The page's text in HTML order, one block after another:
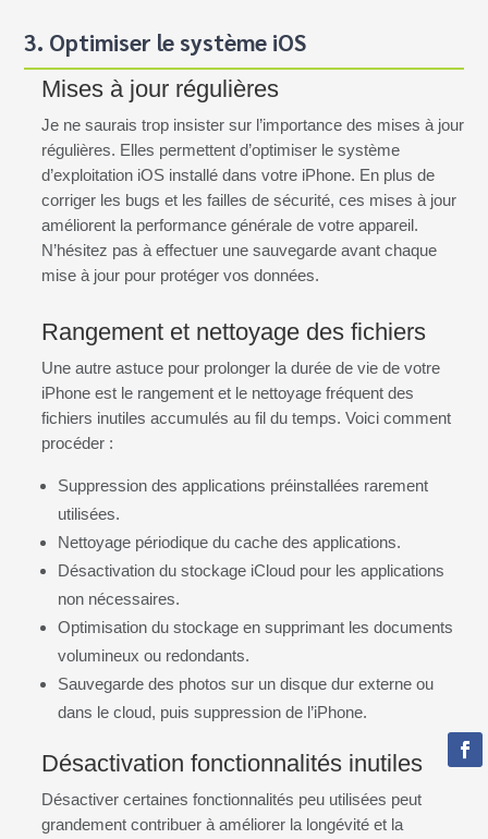
3. Optimiser le système iOS
Mises à jour régulières
Je ne saurais trop insister sur l’importance des mises à jour
régulières. Elles permettent d’optimiser le système
d’exploitation iOS installé dans votre iPhone. En plus de
corriger les bugs et les failles de sécurité, ces mises à jour
améliorent la performance générale de votre appareil.
N’hésitez pas à effectuer une sauvegarde avant chaque
mise à jour pour protéger vos données.
Rangement et nettoyage des fichiers
Une autre astuce pour prolonger la durée de vie de votre
iPhone est le rangement et le nettoyage fréquent des
fichiers inutiles accumulés au fil du temps. Voici comment
procéder :
Suppression des applications préinstallées rarement
utilisées.
Nettoyage périodique du cache des applications.
Désactivation du stockage iCloud pour les applications
non nécessaires.
Optimisation du stockage en supprimant les documents
volumineux ou redondants.
Sauvegarde des photos sur un disque dur externe ou
dans le cloud, puis suppression de l’iPhone.
Désactivation fonctionnalités inutiles
Désactiver certaines fonctionnalités peu utilisées peut
grandement contribuer à améliorer la longévité et la